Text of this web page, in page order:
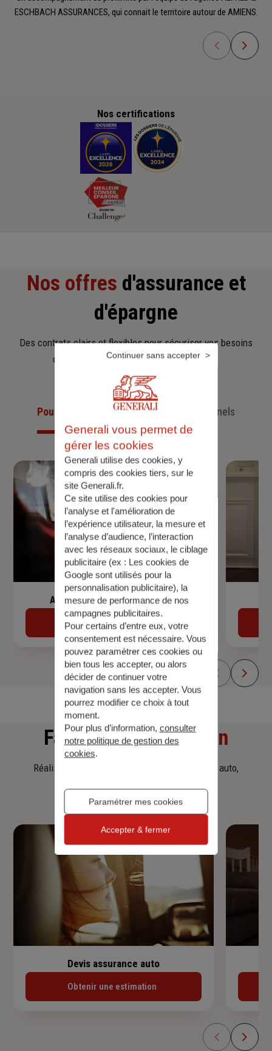
ESCHBACH ASSURANCES, qui connait le territoire autour de AMIENS.
Nos certifications
Nos offres d'assurance et
d'épargne
Des contrats clairs et flexibles pour sécuriser vos besoins
d’aujourd’hui et anticiper ceux de demain.
Pour les particuliersPour les professionnels
Assurance de prêt immobilier
Découvrir
Faitesune simulation
Réalisez une simulation tarifaire d'assurance, auto,
Devis assurance auto
Obtenir une estimation
Generali vous permet de
gérer les cookies
Generali utilise des cookies, y
compris des cookies tiers, sur le
site Generali.fr.
Ce site utilise des cookies pour
l’analyse et l'amélioration de
l’expérience utilisateur, la mesure et
l’analyse d’audience, l’interaction
avec les réseaux sociaux, le ciblage
publicitaire (ex : Les cookies de
Google sont utilisés pour la
personnalisation publicitaire), la
mesure de performance de nos
campagnes publicitaires.
Pour certains d’entre eux, votre
consentement est nécessaire. Vous
pouvez paramétrer ces cookies ou
bien tous les accepter, ou alors
décider de continuer votre
navigation sans les accepter. Vous
pourrez modifier ce choix à tout
moment.
Pour plus d’information, consulter
notre politique de gestion des
cookies.
Paramétrer mes cookies
Continuer sans accepter
Accepter & fermer